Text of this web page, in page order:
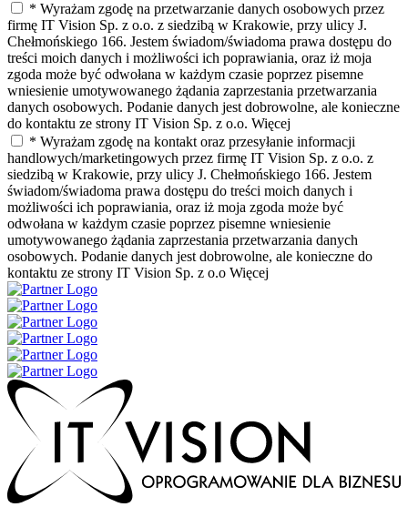
* Wyrażam zgodę na przetwarzanie danych osobowych przez
firmę IT Vision Sp. z o.o. z siedzibą w Krakowie, przy ulicy J.
Chełmońskiego 166. Jestem świadom/świadoma prawa dostępu do
treści moich danych i możliwości ich poprawiania, oraz iż moja
zgoda może być odwołana w każdym czasie poprzez pisemne
wniesienie umotywowanego żądania zaprzestania przetwarzania
danych osobowych. Podanie danych jest dobrowolne, ale konieczne
do kontaktu ze strony IT Vision Sp. z o.o. Więcej
* Wyrażam zgodę na kontakt oraz przesyłanie informacji
handlowych/marketingowych przez firmę IT Vision Sp. z o.o. z
siedzibą w Krakowie, przy ulicy J. Chełmońskiego 166. Jestem
świadom/świadoma prawa dostępu do treści moich danych i
możliwości ich poprawiania, oraz iż moja zgoda może być
odwołana w każdym czasie poprzez pisemne wniesienie
umotywowanego żądania zaprzestania przetwarzania danych
osobowych. Podanie danych jest dobrowolne, ale konieczne do
kontaktu ze strony IT Vision Sp. z o.o Więcej